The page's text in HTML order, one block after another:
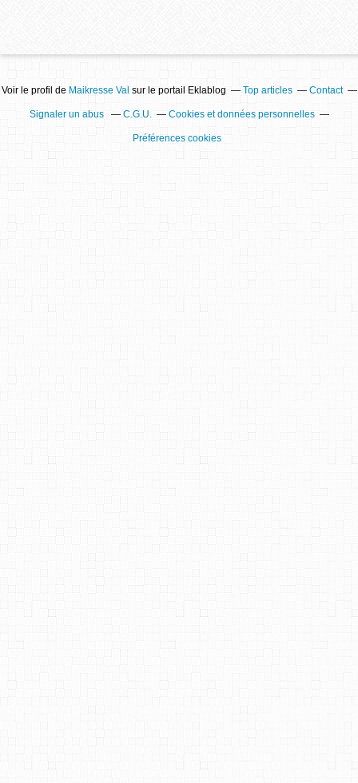
Voir le profil de Maikresse Val sur le portail Eklablog Top articles Contact
Signaler un abus C.G.U. Cookies et données personnelles
Préférences cookies